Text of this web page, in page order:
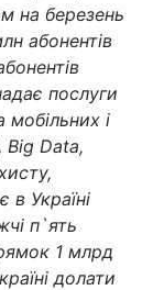
на березень
абонентів
послуги
і
Big Data,
в Україні
п `ять
1 млрд
долати